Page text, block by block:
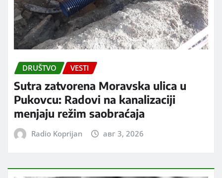
DRUŠTVO VESTI
Sutra zatvorena Moravska ulica u
Pukovcu: Radovi na kanalizaciji
menjaju režim saobraćaja
Radio Koprijan авг 3, 2026